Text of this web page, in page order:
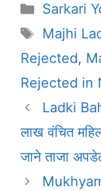
Sarkari
Tags
Majhi
Rejected,
Rejected in
Ladki
लाख वंचित
जाने ताजा